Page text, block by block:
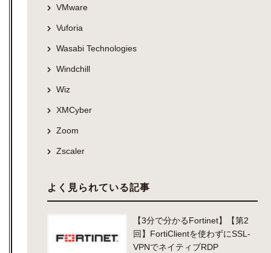
VMware
Vuforia
Wasabi Technologies
Windchill
Wiz
XMCyber
Zoom
Zscaler
よく見られている記事
【3分で分かるFortinet】【第2
回】FortiClientを使わずにSSL-
VPNでネイティブRDP